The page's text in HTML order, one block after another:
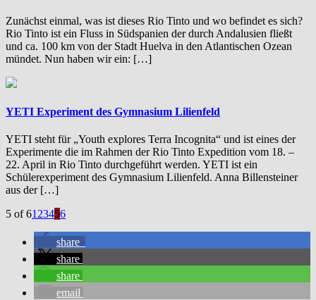
Zunächst einmal, was ist dieses Rio Tinto und wo befindet es sich?
Rio Tinto ist ein Fluss in Südspanien der durch Andalusien fließt
und ca. 100 km von der Stadt Huelva in den Atlantischen Ozean
mündet. Nun haben wir ein: […]
YETI Experiment des Gymnasium Lilienfeld
YETI steht für „Youth explores Terra Incognita“ und ist eines der
Experimente die im Rahmen der Rio Tinto Expedition vom 18. –
22. April in Rio Tinto durchgeführt werden. YETI ist ein
Schülerexperiment des Gymnasium Lilienfeld. Anna Billensteiner
aus der […]
5 of 6123456
share
share
share
email